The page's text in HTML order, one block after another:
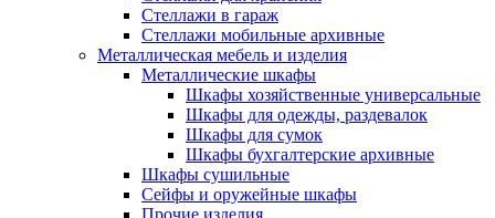
Стеллажи в гараж
Стеллажи мобильные архивные
Металлическая мебель и изделия
Металлические шкафы
Шкафы хозяйственные универсальные
Шкафы для одежды, раздевалок
Шкафы для сумок
Шкафы бухгалтерские архивные
Шкафы сушильные
Сейфы и оружейные шкафы
Прочие изделия